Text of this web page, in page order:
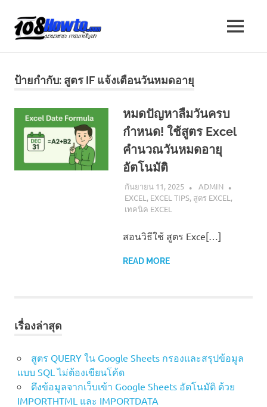
content
HOW
TO
นานา
สาระ
น่า
รู้
การ
ความ
กับ
MENU
ป้ายกำกับ: สูตร IF แจ้งเตือนวันหมดอายุ
หมดปัญหาลืมวันครบ
กำหนด! ใช้สูตร Excel
คำนวณวันหมดอายุ
อัตโนมัติ
กันยายน 11, 2025
ADMIN
EXCEL , EXCEL TIPS, สูตร EXCEL ,
เทคนิค EXCEL
สอนวิธีใช้ สูตร Exce[…]
READ MORE
เรื่องล่าสุด
สูตร QUERY ใน Google Sheets กรองและสรุปข้อมูล
แบบ SQL ไม่ต้องเขียนโค้ด
ดึงข้อมูลจากเว็บเข้า Google Sheets อัตโนมัติ ด้วย
IMPORTHTML และ IMPORTDATA